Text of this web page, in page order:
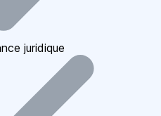
juridique